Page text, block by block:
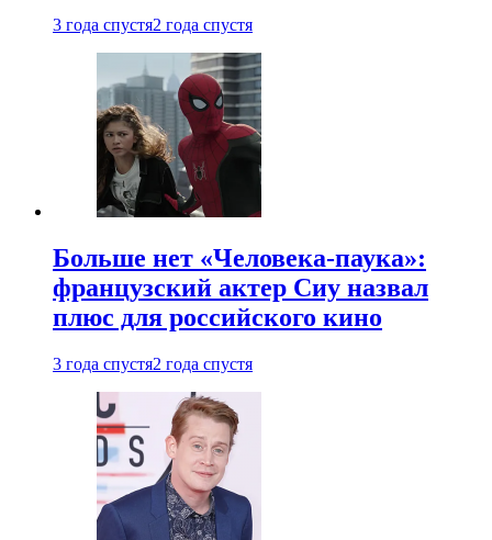
3 года спустя2 года спустя
Больше нет «Человека-паука»:
французский актер Сиу назвал
плюс для российского кино
3 года спустя2 года спустя